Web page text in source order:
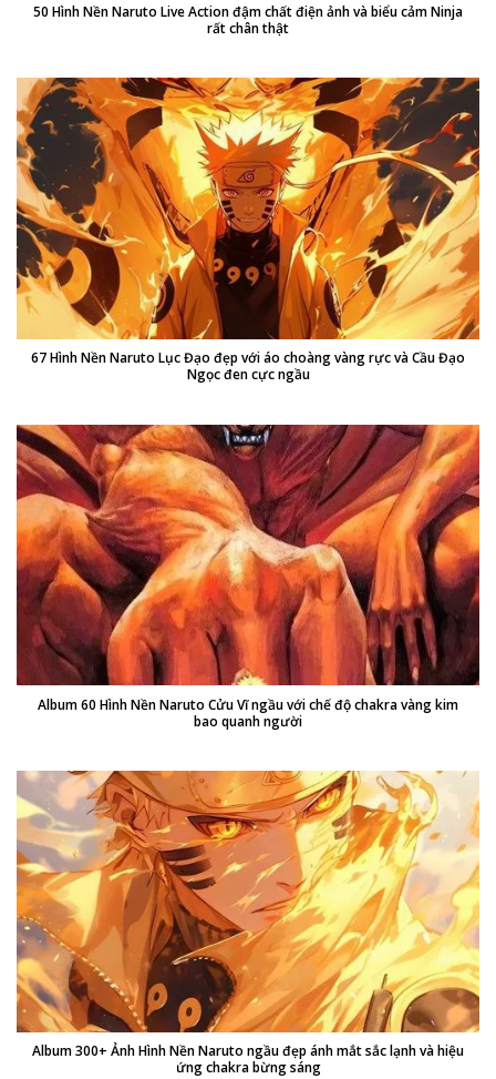
50 Hình Nền Naruto Live Action đậm chất điện ảnh và biểu cảm Ninja
rất chân thật
67 Hình Nền Naruto Lục Đạo đẹp với áo choàng vàng rực và Cầu Đạo
Ngọc đen cực ngầu
Album 60 Hình Nền Naruto Cửu Vĩ ngầu với chế độ chakra vàng kim
bao quanh người
Album 300+ Ảnh Hình Nền Naruto ngầu đẹp ánh mắt sắc lạnh và hiệu
ứng chakra bừng sáng